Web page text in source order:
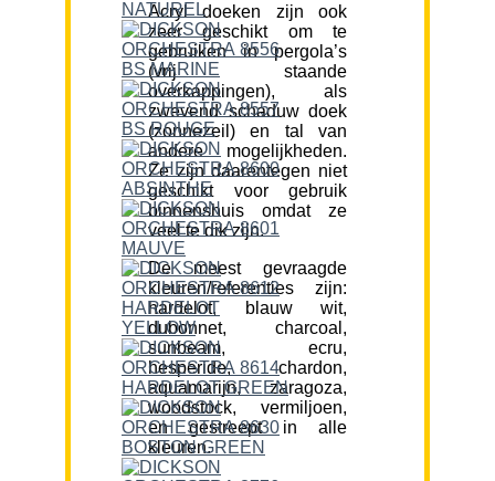
Acryl doeken zijn ook
zeer geschikt om te
gebruiken in pergola’s
(vrij staande
overkappingen), als
zwevend schaduw doek
(zonnezeil) en tal van
andere mogelijkheden.
Ze zijn daarentegen niet
geschikt voor gebruik
binnenshuis omdat ze
veel te dik zijn.
De meest gevraagde
kleuren/referenties zijn:
hardelot, blauw wit,
dubonnet, charcoal,
sunbeam, ecru,
hesperide, chardon,
aquamarijn, zaragoza,
woodstock, vermiljoen,
en gestreept in alle
kleuren.